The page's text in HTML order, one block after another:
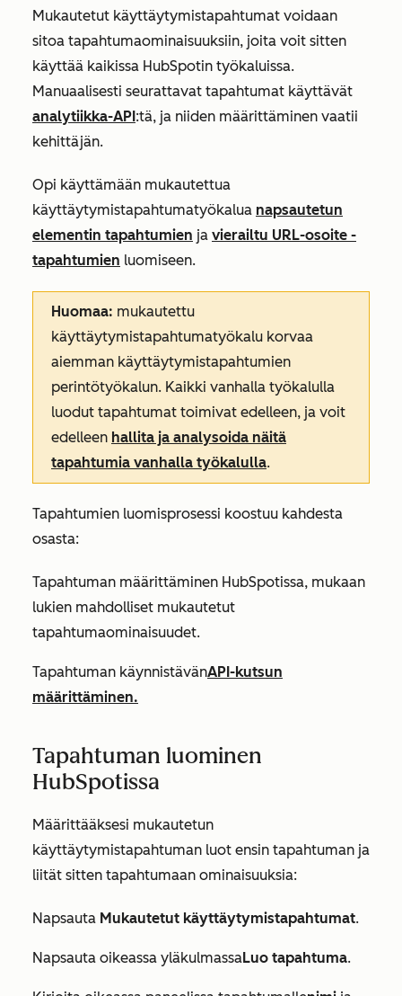
Mukautetut käyttäytymistapahtumat voidaan
sitoa tapahtumaominaisuuksiin, joita voit sitten
käyttää kaikissa HubSpotin työkaluissa.
Manuaalisesti seurattavat tapahtumat käyttävät
analytiikka-API:tä, ja niiden määrittäminen vaatii
kehittäjän.
Opi käyttämään mukautettua
käyttäytymistapahtumatyökalua napsautetun
elementin tapahtumien ja vierailtu URL-osoite -
tapahtumien luomiseen.
Huomaa: mukautettu
käyttäytymistapahtumatyökalu korvaa
aiemman käyttäytymistapahtumien
perintötyökalun. Kaikki vanhalla työkalulla
luodut tapahtumat toimivat edelleen, ja voit
edelleen hallita ja analysoida näitä
tapahtumia vanhalla työkalulla.
Tapahtumien luomisprosessi koostuu kahdesta
osasta:
Tapahtuman määrittäminen HubSpotissa, mukaan
lukien mahdolliset mukautetut
tapahtumaominaisuudet.
Tapahtuman käynnistävänAPI-kutsun
määrittäminen.
Tapahtuman luominen
HubSpotissa
Määrittääksesi mukautetun
käyttäytymistapahtuman luot ensin tapahtuman ja
liität sitten tapahtumaan ominaisuuksia:
Napsauta Mukautetut käyttäytymistapahtumat.
Napsauta oikeassa yläkulmassaLuo tapahtuma.